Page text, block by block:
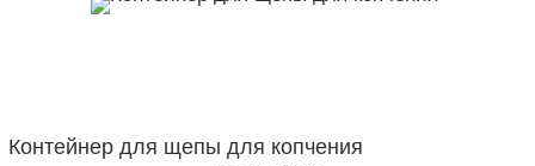
Контейнер для щепы для копчения